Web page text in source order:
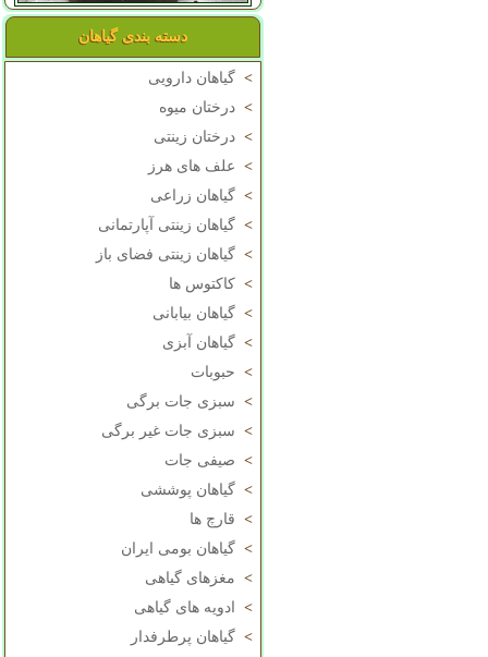
دسته بندی گیاهان
> گیاهان دارویی
> درختان میوه
> درختان زینتی
> علف های هرز
> گیاهان زراعی
> گیاهان زینتی آپارتمانی
> گیاهان زینتی فضای باز
> کاکتوس ها
> گیاهان بیابانی
> گیاهان آبزی
> حبوبات
> سبزی جات برگی
> سبزی جات غیر برگی
> صیفی جات
> گیاهان پوششی
> قارچ ها
> گیاهان بومی ایران
> مغزهای گیاهی
>
ادویه های گیاهی
> گیاهان پرطرفدار